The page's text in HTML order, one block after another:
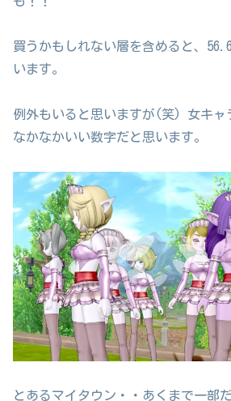
買うかもしれない層を含めると、
います。
例外もいると思いますが(笑) 女キャ
なかなかいい数字だと思います。
とあるマイタウン・・あくまで一部